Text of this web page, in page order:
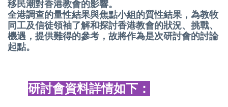
移民潮對香港教會的影響。
全港調查的量性結果與焦點小組的質性結果， 為教牧
同工及信徒領袖了解和探討香港教會的狀況、挑戰、
機遇，提供難得的參考，故將作為是次研討會的討論
起點。
研討會資料詳情如下：